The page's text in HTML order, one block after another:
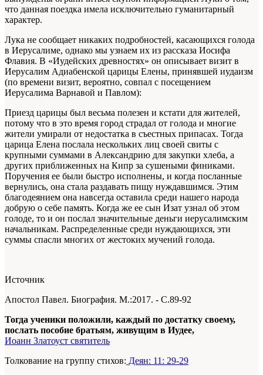
что данная поездка имела исключительно гуманитарный
характер.
Лука не сообщает никаких подробностей, касающихся голода
в Иерусалиме, однако мы узнаем их из рассказа Иосифа
Флавия. В «Иудейских древностях» он описывает визит в
Иерусалим Адиабенской царицы Елены, принявшей иудаизм
(по времени визит, вероятно, совпал с посещением
Иерусалима Варнавой и Павлом):
Приезд царицы был весьма полезен и кстати для жителей,
потому что в это время город страдал от голода и многие
жители умирали от недостатка в съестных припасах. Тогда
царица Елена послала нескольких лиц своей свиты с
крупными суммами в Александрию для закупки хлеба, а
других приближенных на Кипр за сушеными финиками.
Поручения ее были быстро исполнены, и когда посланные
вернулись, она стала раздавать пищу нуждавшимся. Этим
благодеянием она навсегда оставила среди нашего народа
добрую о себе память. Когда же ее сын Изат узнал об этом
голоде, то и он послал значительные деньги иерусалимским
начальникам. Распределенные среди нуждающихся, эти
суммы спасли многих от жестоких мучений голода.
Источник
Апостол Павел. Биография. М.:2017. - С.89-92
Тогда ученики положили, каждый по достатку своему,
послать пособие братьям, живущим в Иудее,
Иоанн Златоуст святитель
Толкование на группу стихов: Деян: 11: 29-29